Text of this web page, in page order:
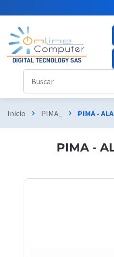
Inicio chevron_right PIMA_ chevron_right PIMA -
PIMA -